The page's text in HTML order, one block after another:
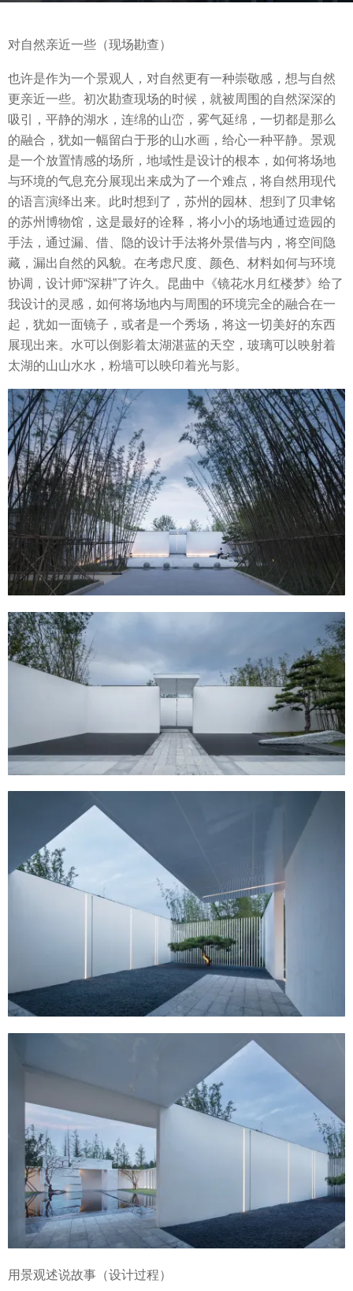
g
o
8
y
e
a
r
s
a
g
o
y
m
o
o
o
o
l
对自然亲近一些（现场勘查）
也许是作为一个景观人，对自然更有一种崇敬感，想与自然
更亲近一些。初次勘查现场的时候，就被周围的自然深深的
吸引，平静的湖水，连绵的山峦，雾气延绵，一切都是那么
的融合，犹如一幅留白于形的山水画，给心一种平静。景观
是一个放置情感的场所，地域性是设计的根本，如何将场地
与环境的气息充分展现出来成为了一个难点，将自然用现代
的语言演绎出来。此时想到了，苏州的园林、想到了贝聿铭
的苏州博物馆，这是最好的诠释，将小小的场地通过造园的
手法，通过漏、借、隐的设计手法将外景借与内，将空间隐
藏，漏出自然的风貌。在考虑尺度、颜色、材料如何与环境
协调，设计师“深耕”了许久。昆曲中《镜花水月红楼梦》给了
我设计的灵感，如何将场地内与周围的环境完全的融合在一
起，犹如一面镜子，或者是一个秀场，将这一切美好的东西
展现出来。水可以倒影着太湖湛蓝的天空，玻璃可以映射着
太湖的山山水水，粉墙可以映印着光与影。
用景观述说故事（设计过程）